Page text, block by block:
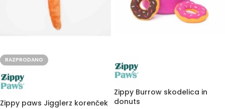
RAZPRODANO
Zippy paws Jigglerz korenček
Zippy Burrow skodelica in
donuts